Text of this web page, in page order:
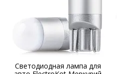
Светодиодная лампа для